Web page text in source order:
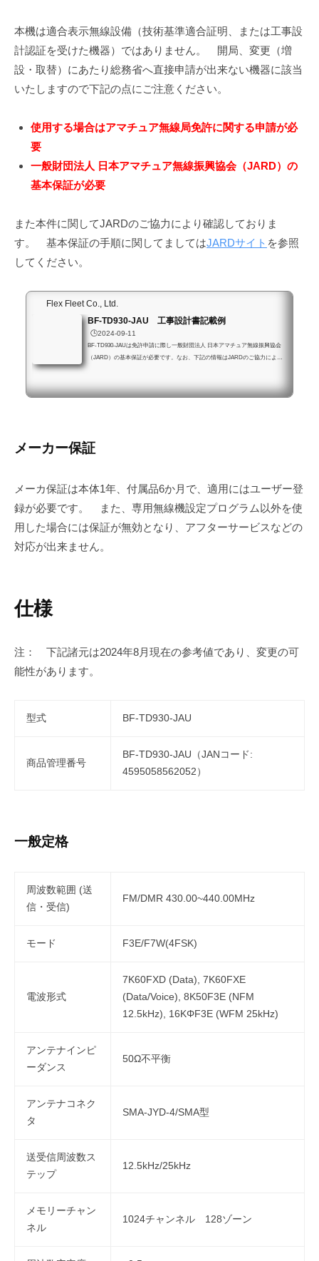
本機は適合表示無線設備（技術基準適合証明、または工事設
計認証を受けた機器）ではありません。 開局、変更（増
設・取替）にあたり総務省へ直接申請が出来ない機器に該当
いたしますので下記の点にご注意ください。
使用する場合はアマチュア無線局免許に関する申請が必
要
一般財団法人 日本アマチュア無線振興協会（JARD）の
基本保証が必要
また本件に関してJARDのご協力により確認しておりま
す。 基本保証の手順に関してましてはJARDサイト を参照
してください。
Flex Fleet Co., Ltd.
BF-TD930-JAU 工事設計書記載例
🕒️2024-09-11
BF-TD930-JAUは免許申請に際し一般財団法人 日本アマチュア無線振興協会
（JARD）の基本保証が必要です。なお、下記の情報はJARDのご協力により
情報送信機番号ご自身の無線局の実態に合わせて記載してください適合表示無
メーカー保証
メーカ保証は本体1年、付属品6か月で、適用にはユーザー登
録が必要です。 また、専用無線機設定プログラム以外を使
用した場合には保証が無効となり、アフターサービスなどの
対応が出来ません。
仕様
注： 下記諸元は2024年8月現在の参考値であり、変更の可
能性があります。
型式 BF-TD930-JAU
商品管理番号
BF-TD930-JAU（JANコード:
4595058562052）
一般定格
周波数範囲 (送
信・受信)
FM/DMR 430.00~440.00MHz
モード F3E/F7W(4FSK)
電波形式
7K60FXD (Data), 7K60FXE
(Data/Voice), 8K50F3E (NFM
12.5kHz), 16KΦF3E (WFM 25kHz)
アンテナインピ
ーダンス
50Ω不平衡
アンテナコネク
タ
SMA-JYD-4/SMA型
送受信周波数ス
テップ
12.5kHz/25kHz
メモリーチャン
ネル
1024チャンネル 128ゾーン